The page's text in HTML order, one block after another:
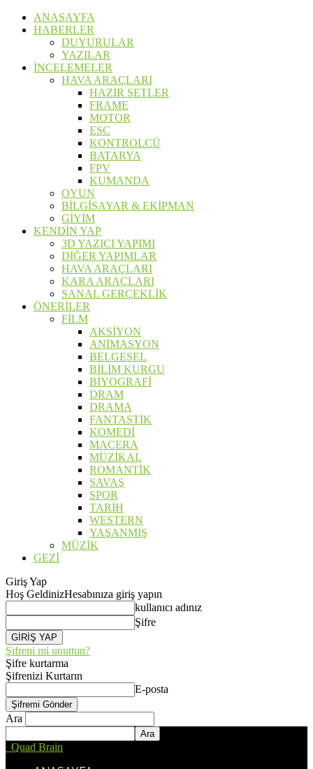
ANASAYFA
HABERLER
DUYURULAR
YAZILAR
İNCELEMELER
HAVA ARAÇLARI
HAZIR SETLER
FRAME
MOTOR
ESC
KONTROLCÜ
BATARYA
FPV
KUMANDA
OYUN
BİLGİSAYAR & EKİPMAN
GİYİM
KENDİN YAP
3D YAZICI YAPIMI
DİĞER YAPIMLAR
HAVA ARAÇLARI
KARA ARAÇLARI
SANAL GERÇEKLİK
ÖNERİLER
FİLM
AKSİYON
ANİMASYON
BELGESEL
BİLİM KURGU
BİYOGRAFİ
DRAM
DRAMA
FANTASTİK
KOMEDİ
MACERA
MÜZİKAL
ROMANTİK
SAVAŞ
SPOR
TARİH
WESTERN
YAŞANMIŞ
MÜZİK
GEZİ
Giriş Yap
Hoş GeldinizHesabınıza giriş yapın
kullanıcı adınız
Şifre
Şifreni mi unuttun?
Şifre kurtarma
Şifrenizi Kurtarın
E-posta
Ara
Quad Brain